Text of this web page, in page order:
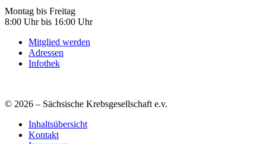
Montag bis Freitag
8:00 Uhr bis 16:00 Uhr
Mitglied werden
Adressen
Infothek
© 2026 – Sächsische Krebsgesellschaft e.v.
Inhaltsübersicht
Kontakt